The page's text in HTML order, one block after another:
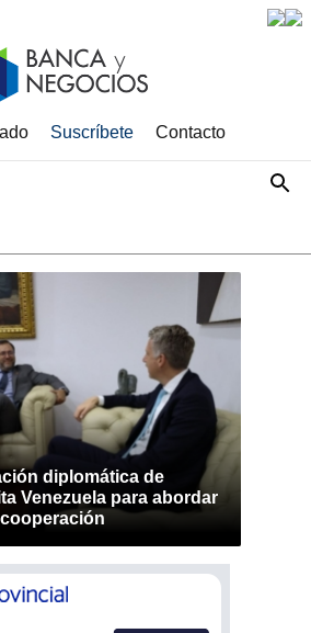
Suscríbete Contacto
diplomática de
Venezuela para abordar